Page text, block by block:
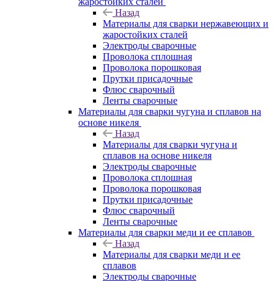
Назад
Материалы для сварки нержавеющих и
жаростойких сталей
Электроды сварочные
Проволока сплошная
Проволока порошковая
Прутки присадочные
Флюс сварочный
Ленты сварочные
Материалы для сварки чугуна и сплавов на
основе никеля
Назад
Материалы для сварки чугуна и
сплавов на основе никеля
Электроды сварочные
Проволока сплошная
Проволока порошковая
Прутки присадочные
Флюс сварочный
Ленты сварочные
Материалы для сварки меди и ее сплавов
Назад
Материалы для сварки меди и ее
сплавов
Электроды сварочные